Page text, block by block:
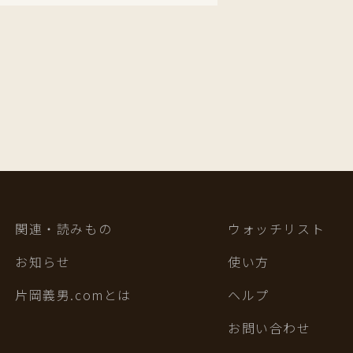
関連・読みもの
お知らせ
片岡義男.comとは
ウォッチリスト
使い方
ヘルプ
お問い合わせ